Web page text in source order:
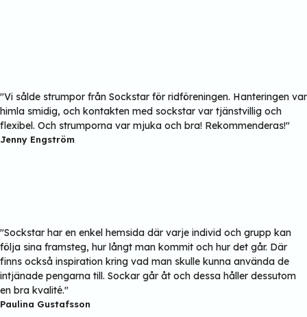
"Vi sålde strumpor från Sockstar för ridföreningen. Hanteringen var
himla smidig, och kontakten med sockstar var tjänstvillig och
flexibel. Och strumporna var mjuka och bra! Rekommenderas!"
Jenny Engström
"Sockstar har en enkel hemsida där varje individ och grupp kan
följa sina framsteg, hur långt man kommit och hur det går. Där
finns också inspiration kring vad man skulle kunna använda de
intjänade pengarna till. Sockar går åt och dessa håller dessutom
en bra kvalité."
Paulina Gustafsson